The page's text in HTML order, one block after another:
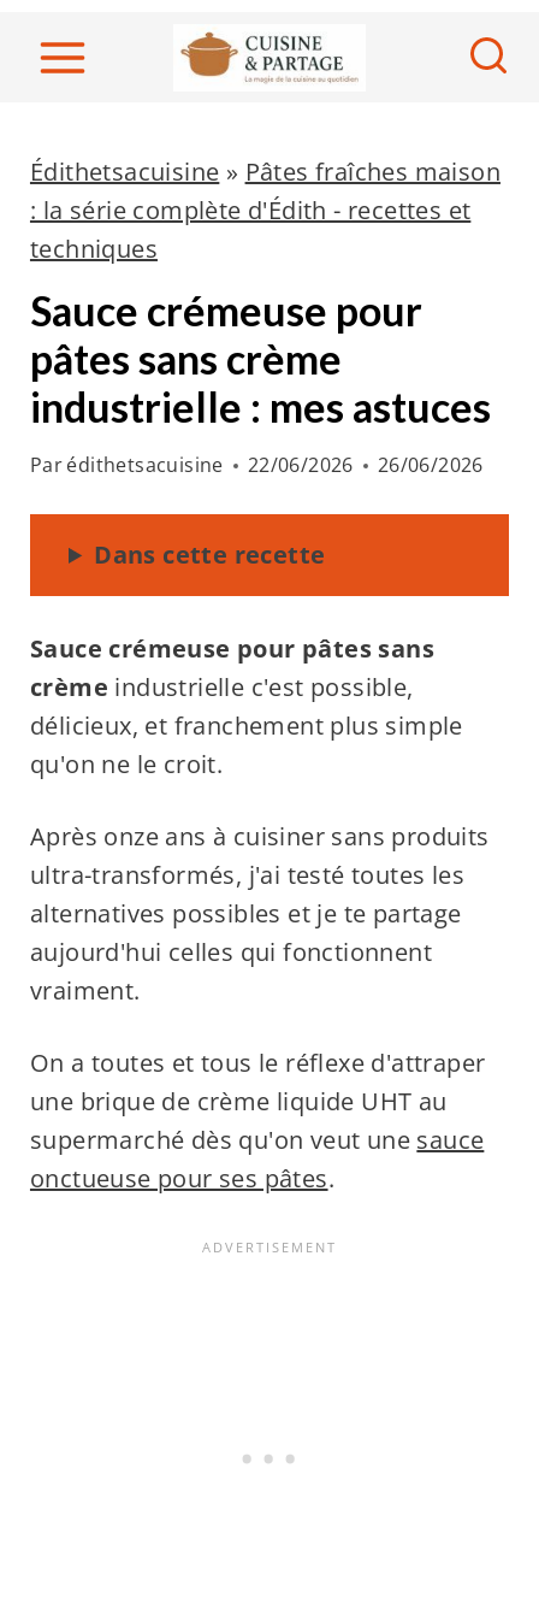
Édithetsacuisine » Pâtes fraîches maison
: la série complète d'Édith - recettes et
techniques
Sauce crémeuse pour
pâtes sans crème
industrielle : mes astuces
Parédithetsacuisine 22/06/2026 26/06/2026
Dans cette recette
Sauce crémeuse pour pâtes sans
crème industrielle c'est possible,
délicieux, et franchement plus simple
qu'on ne le croit.
Après onze ans à cuisiner sans produits
ultra-transformés, j'ai testé toutes les
alternatives possibles et je te partage
aujourd'hui celles qui fonctionnent
vraiment.
On a toutes et tous le réflexe d'attraper
une brique de crème liquide UHT au
supermarché dès qu'on veut une sauce
onctueuse pour ses pâtes.